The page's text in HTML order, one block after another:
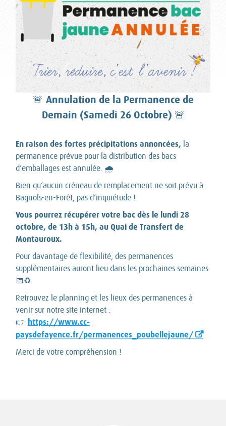
🚨 Annulation de la Permanence de
Demain (Samedi 26 Octobre) 🚨
En raison des fortes précipitations annoncées, la
permanence prévue pour la distribution des bacs
d’emballages est annulée. 🌧️
Bien qu’aucun créneau de remplacement ne soit prévu à
Bagnols-en-Forêt, pas d’inquiétude !
Vous pourrez récupérer votre bac dès le lundi 28
octobre, de 13h à 15h, au Quai de Transfert de
Montauroux.
Pour davantage de flexibilité, des permanences
supplémentaires auront lieu dans les prochaines semaines
📅♻️.
Retrouvez le planning et les lieux des permanences à
venir sur notre site internet :
👉 https://www.cc-
paysdefayence.fr/permanences_poubellejaune/
Merci de votre compréhension !